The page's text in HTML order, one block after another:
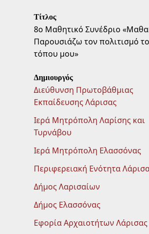
Τίτλος
8ο Μαθητικό Συνέδριο
Παρουσιάζω τον πολιτισμό
τόπου μου»
Δημιουργός
Διεύθυνση Πρωτοβάθμιας
Εκπαίδευσης Λάρισας
Ιερά Μητρόπολη Λαρίσης και
Τυρνάβου
Ιερά Μητρόπολη Ελασσόνας
Περιφερειακή Ενότητα
Δήμος Λαρισαίων
Δήμος Ελασσόνας
Εφορία Αρχαιοτήτων Λάρισας